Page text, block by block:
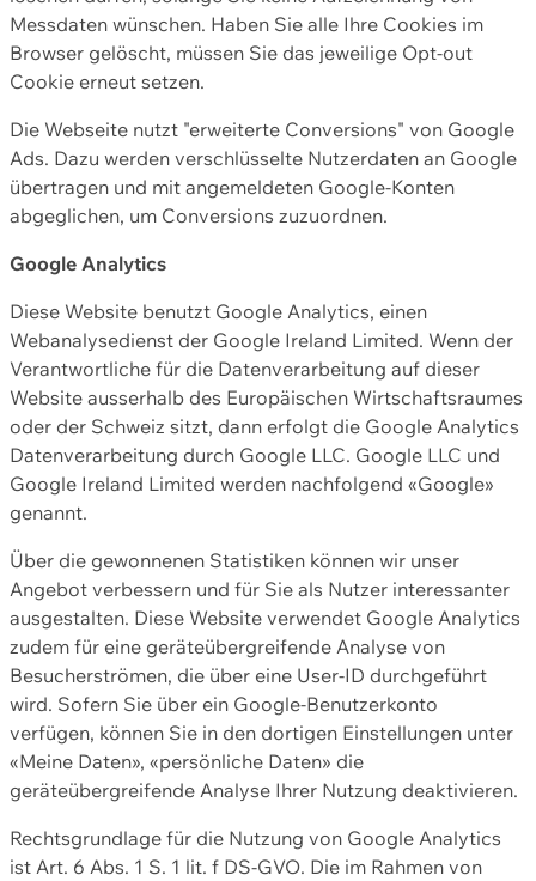
Messdaten wünschen. Haben Sie alle Ihre Cookies im
Browser gelöscht, müssen Sie das jeweilige Opt-out
Cookie erneut setzen.
Die Webseite nutzt "erweiterte Conversions" von Google
Ads. Dazu werden verschlüsselte Nutzerdaten an Google
übertragen und mit angemeldeten Google-Konten
abgeglichen, um Conversions zuzuordnen.
Google Analytics
Diese Website benutzt Google Analytics, einen
Webanalysedienst der Google Ireland Limited. Wenn der
Verantwortliche für die Datenverarbeitung auf dieser
Website ausserhalb des Europäischen Wirtschaftsraumes
oder der Schweiz sitzt, dann erfolgt die Google Analytics
Datenverarbeitung durch Google LLC. Google LLC und
Google Ireland Limited werden nachfolgend «Google»
genannt.
Über die gewonnenen Statistiken können wir unser
Angebot verbessern und für Sie als Nutzer interessanter
ausgestalten. Diese Website verwendet Google Analytics
zudem für eine geräteübergreifende Analyse von
Besucherströmen, die über eine User-ID durchgeführt
wird. Sofern Sie über ein Google-Benutzerkonto
verfügen, können Sie in den dortigen Einstellungen unter
«Meine Daten», «persönliche Daten» die
geräteübergreifende Analyse Ihrer Nutzung deaktivieren.
Rechtsgrundlage für die Nutzung von Google Analytics
ist Art. 6 Abs. 1 S. 1 lit. f DS-GVO. Die im Rahmen von